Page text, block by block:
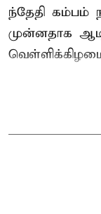
ந்தேதி கம்பம்
முன்னதாக